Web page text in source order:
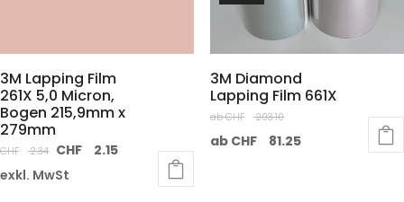
3M Lapping Film
261X 5,0 Micron,
Bogen 215,9mm x
279mm
CHF 2.34 CHF
2.15
exkl. MwSt
3M Diamond
Lapping Film 661X
abCHF 203.10
ab CHF 81.25